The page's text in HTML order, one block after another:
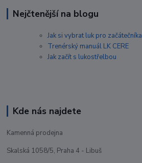
Nejčtenější na blogu
Jak si vybrat luk pro začátečníka
Trenérský manuál LK CERE
Jak začít s lukostřelbou
Kde nás najdete
Kamenná prodejna
Skalská 1058/5, Praha 4 - Libuš